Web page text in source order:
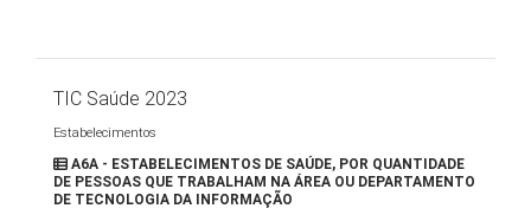
TIC Saúde 2023
Estabelecimentos
A6A - ESTABELECIMENTOS DE SAÚDE, POR QUANTIDADE
DE PESSOAS QUE TRABALHAM NA ÁREA OU DEPARTAMENTO
DE TECNOLOGIA DA INFORMAÇÃO